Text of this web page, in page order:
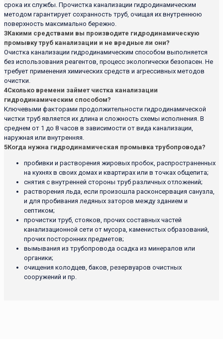
срока их службы. Прочистка канализации гидродинамическим
методом гарантирует сохранность труб, очищая их внутреннюю
поверхность максимально бережно.
3Какими средствами вы производите гидродинамическую
промывку труб канализации и не вредные ли они?
Очистка канализации гидродинамическим способом выполняется
без использования реагентов, процесс экологически безопасен. Не
требует применения химических средств и агрессивных методов
очистки.
4Сколько времени займет чистка канализации
гидродинамическим способом?
Ключевыми факторами продолжительности гидродинамической
чистки труб является их длина и сложность схемы исполнения. В
среднем от 1 до 8 часов в зависимости от вида канализации,
наружная или внутренняя.
5Когда нужна гидродинамическая промывка трубопровода?
пробивки и растворения жировых пробок, распространенных
на кухнях в своих домах и квартирах или в точках общепита;
снятия с внутренней стороны труб различных отложений;
растворения льда, если произошла расконсервация санузла,
и для пробивания ледяных заторов между зданием и
септиком;
прочистки труб, стояков, прочих составных частей
канализационной сети от мусора, каменистых образований,
прочих посторонних предметов;
вымывания из трубопровода осадка из минералов или
органики;
очищения колодцев, баков, резервуаров очистных
сооружений и пр.